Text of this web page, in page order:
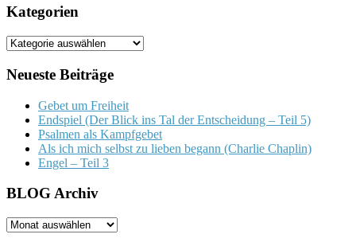
Kategorien
Kategorien
Neueste Beiträge
Gebet um Freiheit
Endspiel (Der Blick ins Tal der Entscheidung – Teil 5)
Psalmen als Kampfgebet
Als ich mich selbst zu lieben begann (Charlie Chaplin)
Engel – Teil 3
BLOG Archiv
BLOG